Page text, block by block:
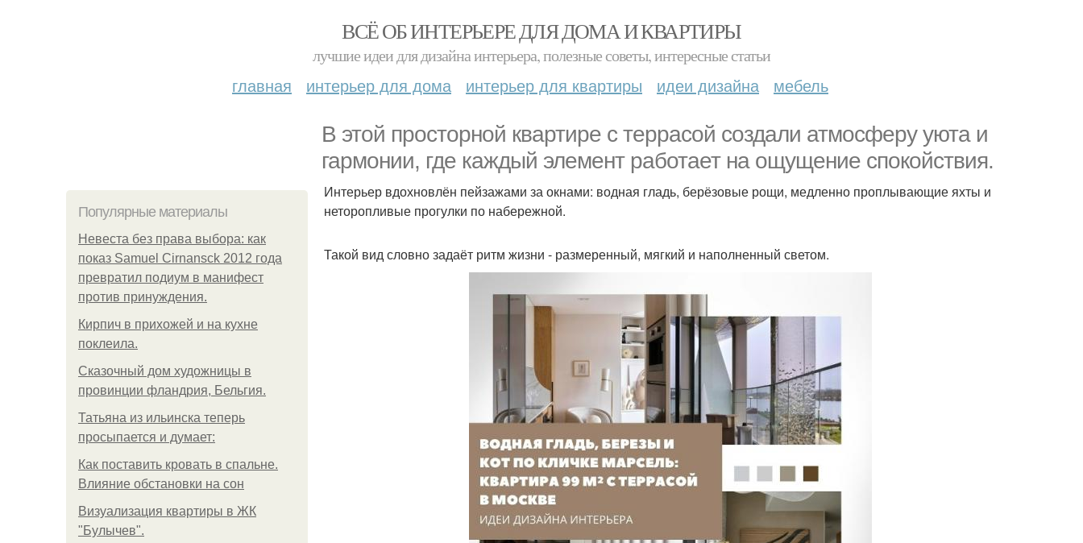
ВСЁ ОБ ИНТЕРЬЕРЕ ДЛЯ ДОМА И КВАРТИРЫ
лучшие идеи для дизайна интерьера, полезные советы, интересные статьи
главная интерьер для дома интерьер для квартиры идеи дизайна мебель
В этой просторной квартире с террасой создали атмосферу уюта и
гармонии, где каждый элемент работает на ощущение спокойствия.
Популярные материалы
Невеста без права выбора: как
показ Samuel Cirnansck 2012 года
превратил подиум в манифест
против принуждения.
Кирпич в прихожей и на кухне
поклеила.
Сказочный дом художницы в
провинции фландрия, Бельгия.
Татьяна из ильинска теперь
просыпается и думает:
Как поставить кровать в спальне.
Влияние обстановки на сон
Визуализация квартиры в ЖК
"Булычев".
Интерьер вдохновлён пейзажами за окнами: водная гладь, берёзовые рощи, медленно проплывающие яхты и
неторопливые прогулки по набережной.
Такой вид словно задаёт ритм жизни - размеренный, мягкий и наполненный светом.